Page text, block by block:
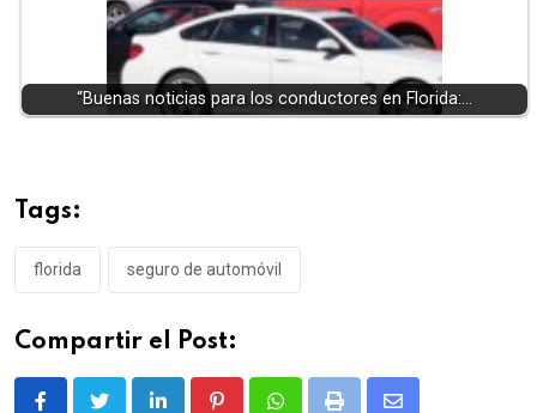
“Buenas noticias para los conductores en Florida:…
Tags:
florida seguro de automóvil
Compartir el Post: